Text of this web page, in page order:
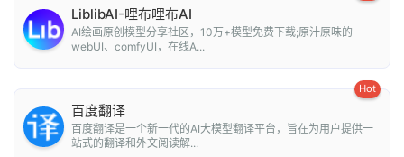
LiblibAI-哩布哩布AI
AI绘画原创模型分享社区，10万+模型免费下载;原汁原味的
webUI、comfyUI，在线A...
Hot
百度翻译
百度翻译是一个新一代的AI大模型翻译平台，旨在为用户提供一
站式的翻译和外文阅读解...